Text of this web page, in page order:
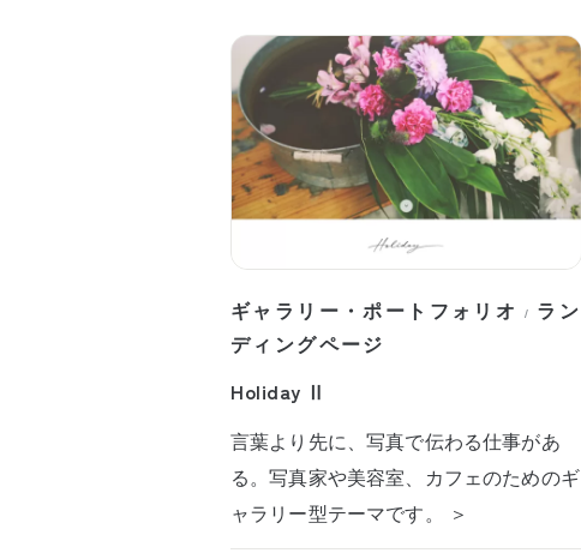
ギャラリー・ポートフォリオ / ラン
ディングページ
Holiday Ⅱ
言葉より先に、写真で伝わる仕事があ
る。写真家や美容室、カフェのためのギ
ャラリー型テーマです。 ＞